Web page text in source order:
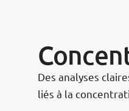
Des analyses
liés à la